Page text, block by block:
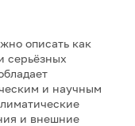
описать как
серьёзных
и научным
и внешние